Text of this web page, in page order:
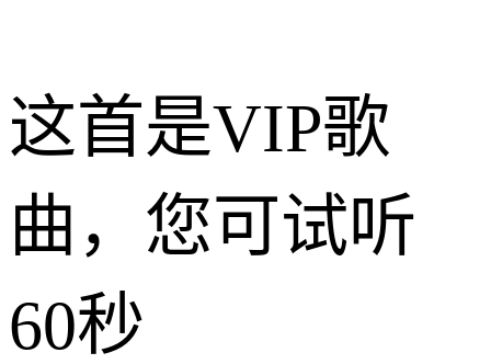
这首是VIP歌
曲，您可试听
60秒